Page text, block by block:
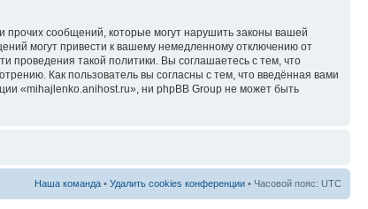
прочих сообщений, которые могут нарушить законы вашей
могут привести к вашему немедленному отключению от
проведения такой политики. Вы соглашаетесь с тем, что
Как пользователь вы согласны с тем, что введённая вами
«mihajlenko.anihost.ru», ни phpBB Group не может быть
Наша команда • Удалить cookies конференции • Часовой пояс: UTC